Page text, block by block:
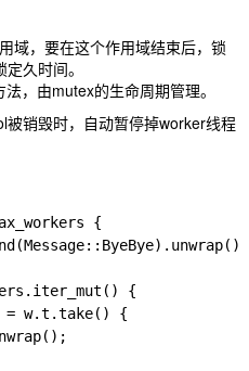
域，要在这个作用域结束后，锁
久时间。
，由mutex的生命周期管理。
被销毁时，自动暂停掉worker线程
{
{
= w.t.take() {